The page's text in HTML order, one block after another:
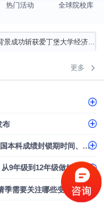
热门活动 全球院校库
创意产业硕士录取案例
景成功斩获爱丁堡大学经济学
链”故事敲开哥大、宾大之门
UCL录取案例解析
更多
布
2026 UCAS Embargo是什么？英国本科成绩封锁期时间、影响及应对指南
国际高中学生如何规划竞赛项目？从9年级到12年级做好本科申请布局
季需要关注哪些变化